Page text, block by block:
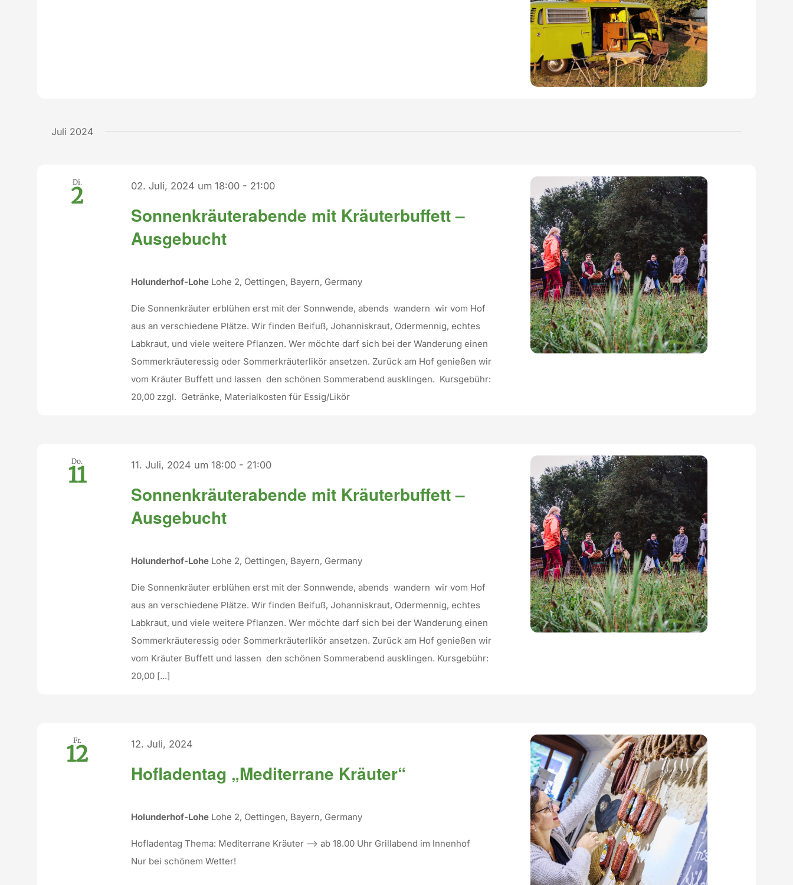
Juli 2024
Di.
2
Sonnenkräuterabende mit Kräuterbuffett –
Ausgebucht
02. Juli, 2024 um 18:00 - 21:00
Holunderhof-Lohe Lohe 2, Oettingen, Bayern, Germany
Die Sonnenkräuter erblühen erst mit der Sonnwende, abends wandern wir vom Hof
aus an verschiedene Plätze. Wir finden Beifuß, Johanniskraut, Odermennig, echtes
Labkraut, und viele weitere Pflanzen. Wer möchte darf sich bei der Wanderung einen
Sommerkräuteressig oder Sommerkräuterlikör ansetzen. Zurück am Hof genießen wir
vom Kräuter Buffett und lassen den schönen Sommerabend ausklingen. Kursgebühr:
20,00 zzgl. Getränke, Materialkosten für Essig/Likör
Do.
11
Sonnenkräuterabende mit Kräuterbuffett –
Ausgebucht
11. Juli, 2024 um 18:00 - 21:00
Holunderhof-Lohe Lohe 2, Oettingen, Bayern, Germany
Die Sonnenkräuter erblühen erst mit der Sonnwende, abends wandern wir vom Hof
aus an verschiedene Plätze. Wir finden Beifuß, Johanniskraut, Odermennig, echtes
Labkraut, und viele weitere Pflanzen. Wer möchte darf sich bei der Wanderung einen
Sommerkräuteressig oder Sommerkräuterlikör ansetzen. Zurück am Hof genießen wir
vom Kräuter Buffett und lassen den schönen Sommerabend ausklingen. Kursgebühr:
20,00 [...]
Fr.
12
Hofladentag „Mediterrane Kräuter“
12. Juli, 2024
Holunderhof-Lohe Lohe 2, Oettingen, Bayern, Germany
Hofladentag Thema: Mediterrane Kräuter —> ab 18.00 Uhr Grillabend im Innenhof
Nur bei schönem Wetter!